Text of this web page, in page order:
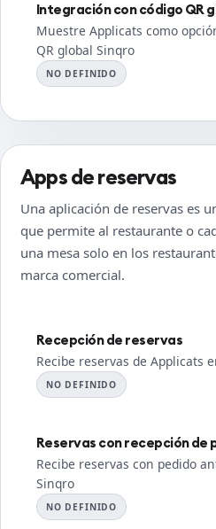
Integración con código QR
Muestre Applicats como
QR global Sinqro
NO DEFINIDO
Apps de reservas
Una aplicación de reservas es
que permite al restaurante o
una mesa solo en los
marca comercial.
Recepción de reservas
Recibe reservas de Applicats
NO DEFINIDO
Reservas con recepción de
Recibe reservas con pedido
Sinqro
NO DEFINIDO